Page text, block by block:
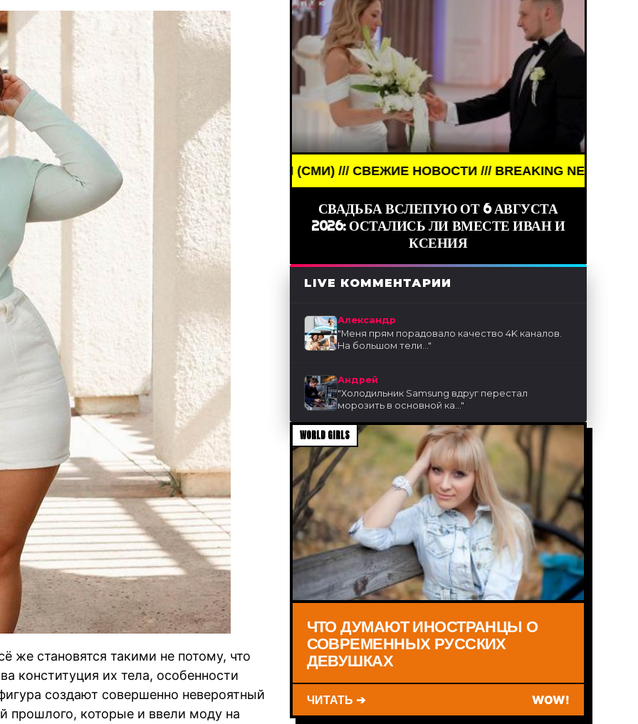
же становятся такими не потому, что
конституция их тела, особенности
создают совершенно невероятный
прошлого, которые и ввели моду на
NEWS /// НОВОСТИ (СМИ) /// СВЕЖИЕ НОВОСТИ /// BREAKING NEWS /// НОВОСТИ (СМИ)
СВАДЬБА ВСЛЕПУЮ ОТ 6 АВГУСТА
2026: ОСТАЛИСЬ ЛИ ВМЕСТЕ ИВАН И
КСЕНИЯ
LIVE КОММЕНТАРИИ
Александр
"Меня прям порадовало качество 4K каналов.
На большом тели..."
Андрей
"Холодильник Samsung вдруг перестал
морозить в основной ка..."
WORLD GIRLS
ЧТО ДУМАЮТ ИНОСТРАНЦЫ О
СОВРЕМЕННЫХ РУССКИХ
ДЕВУШКАХ
ЧИТАТЬ ➔ WOW!